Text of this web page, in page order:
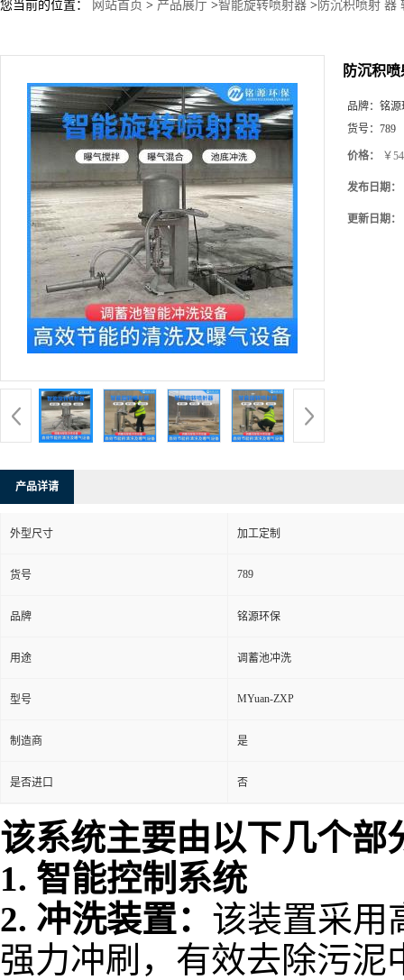
您当前的位置： 网站首页 > 产品展厅 >智能旋转喷射器 >防沉积喷射 器
防沉积
品牌： 铭源
货号： 789
价格： ￥
发布日期：
更新日期：
产品详请
外型尺寸 加工定制
货号 789
品牌 铭源环保
用途 调蓄池冲洗
型号 MYuan-ZXP
制造商 是
是否进口 否
该系统主要由以下几个部
1. 智能控制系统
2. 冲洗装置： 该装置采用
强力冲刷，有效去除污